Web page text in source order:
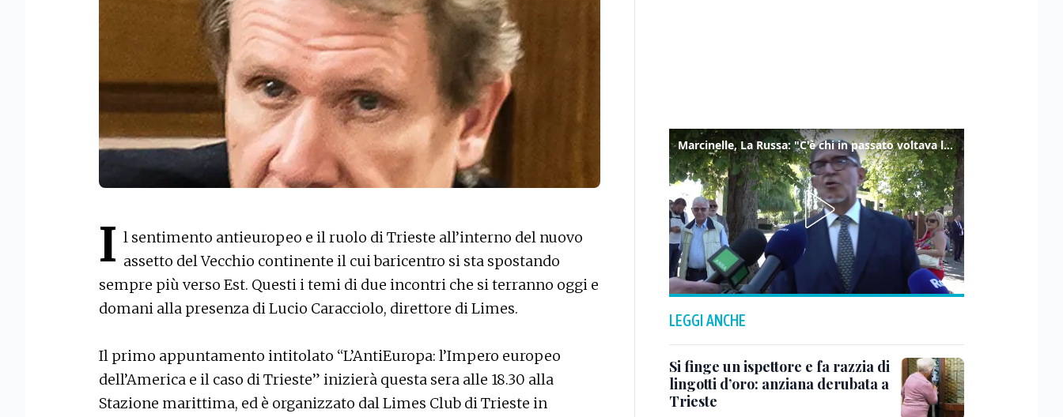
I l sentimento antieuropeo e il ruolo di Trieste all’interno del nuovo
assetto del Vecchio continente il cui baricentro si sta spostando
sempre più verso Est. Questi i temi di due incontri che si terranno oggi e
domani alla presenza di Lucio Caracciolo, direttore di Limes.
Il primo appuntamento intitolato “L’AntiEuropa: l’Impero europeo
dell’America e il caso di Trieste” inizierà questa sera alle 18.30 alla
Stazione marittima, ed è organizzato dal Limes Club di Trieste in
Marcinelle, La Russa: "C'è chi in passato voltava le spalle a Marcinelle"
LEGGI ANCHE
Si finge un ispettore e fa razzia di
lingotti d’oro: anziana derubata a
Trieste